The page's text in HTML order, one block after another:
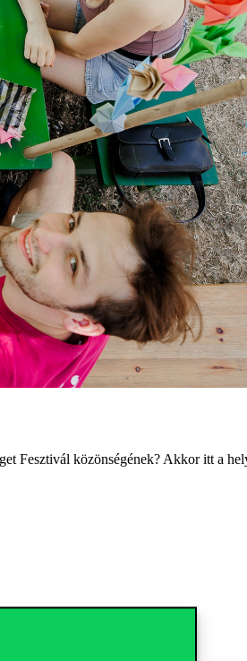
Fesztivál közönségének? Akkor itt a